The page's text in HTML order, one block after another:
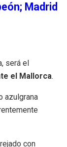
Madrid
será el
el Mallorca.
azulgrana
con